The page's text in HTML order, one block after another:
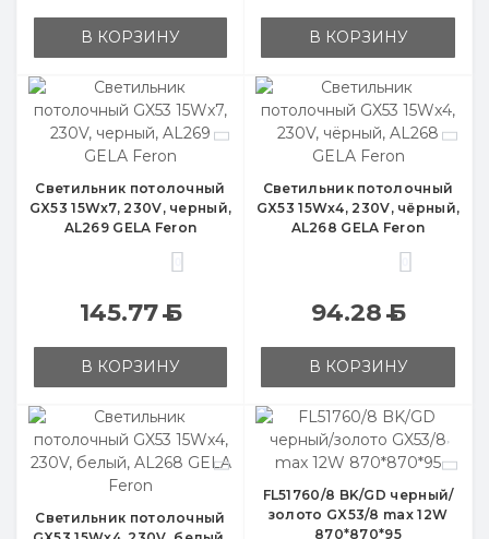
В КОРЗИНУ В КОРЗИНУ
Светильник потолочный
GX53 15Wx7, 230V, черный,
AL269 GELA Feron
145.77Б
В КОРЗИНУ
Светильник потолочный
GX53 15Wx4, 230V, чёрный,
AL268 GELA Feron
94.28Б
В КОРЗИНУ
Светильник потолочный
FL51760/8 BK/GD черный/
золото GX53/8 max 12W
870*870*95